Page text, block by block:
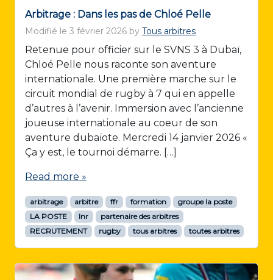
Arbitrage : Dans les pas de Chloé Pelle
Modifié le 3 février 2026 by Tous arbitres
Retenue pour officier sur le SVNS 3 à Dubaï,
Chloé Pelle nous raconte son aventure
internationale. Une première marche sur le
circuit mondial de rugby à 7 qui en appelle
d’autres à l’avenir. Immersion avec l’ancienne
joueuse internationale au coeur de son
aventure dubaïote. Mercredi 14 janvier 2026 «
Ça y est, le tournoi démarre. […]
Read more »
arbitrage arbitre ffr formation
groupe la poste
LA POSTE
lnr
partenaire des arbitres
RECRUTEMENT
rugby tous arbitres toutes arbitres